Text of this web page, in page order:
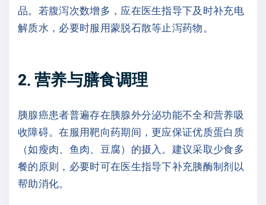
品。若腹泻次数增多，应在医生指导下及时补充电
解质水，必要时服用蒙脱石散等止泻药物。
2. 营养与膳食调理
胰腺癌患者普遍存在胰腺外分泌功能不全和营养吸
收障碍。在服用靶向药期间，更应保证优质蛋白质
（如瘦肉、鱼肉、豆腐）的摄入。建议采取少食多
餐的原则，必要时可在医生指导下补充胰酶制剂以
帮助消化。